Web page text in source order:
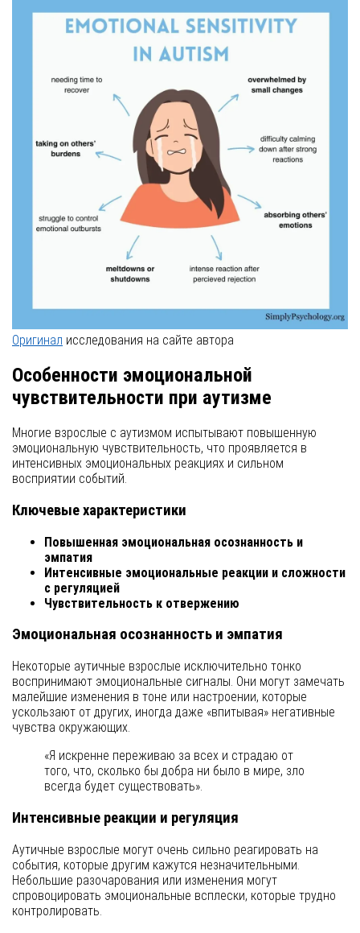
Оригинал исследования на сайте автора
Особенности эмоциональной
чувствительности при аутизме
Многие взрослые с аутизмом испытывают повышенную
эмоциональную чувствительность, что проявляется в
интенсивных эмоциональных реакциях и сильном
восприятии событий.
Ключевые характеристики
Повышенная эмоциональная осознанность и
эмпатия
Интенсивные эмоциональные реакции и сложности
с регуляцией
Чувствительность к отвержению
Эмоциональная осознанность и эмпатия
Некоторые аутичные взрослые исключительно тонко
воспринимают эмоциональные сигналы. Они могут замечать
малейшие изменения в тоне или настроении, которые
ускользают от других, иногда даже «впитывая» негативные
чувства окружающих.
«Я искренне переживаю за всех и страдаю от
того, что, сколько бы добра ни было в мире, зло
всегда будет существовать».
Интенсивные реакции и регуляция
Аутичные взрослые могут очень сильно реагировать на
события, которые другим кажутся незначительными.
Небольшие разочарования или изменения могут
спровоцировать эмоциональные всплески, которые трудно
контролировать.